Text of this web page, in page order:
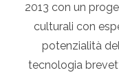
2013 con un
culturali con
potenzialità
tecnologia